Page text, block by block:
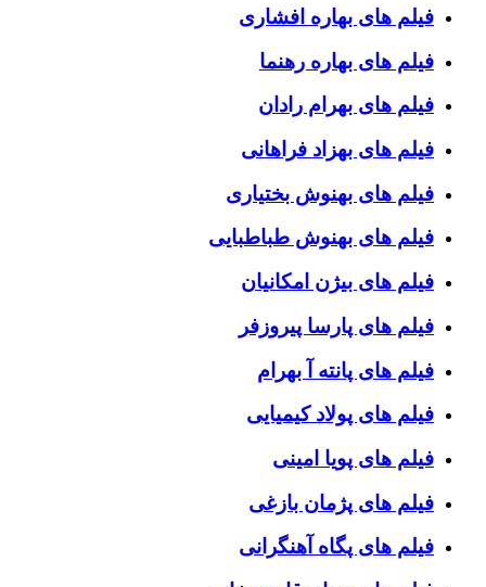
فیلم های بهاره افشاری
فیلم های بهاره رهنما
فیلم های بهرام رادان
فیلم های بهزاد فراهانی
فیلم های بهنوش بختیاری
فیلم های بهنوش طباطبایی
فیلم های بیژن امکانیان
فیلم های پارسا پیروزفر
فیلم های پانته آ بهرام
فیلم های پولاد کیمیایی
فیلم های پویا امینی
فیلم های پژمان بازغی
فیلم های پگاه آهنگرانی